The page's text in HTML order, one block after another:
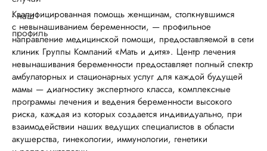
Квалифицированная помощь женщинам, столкнувшимся
с невынашиванием беременности, — профильное
направление медицинской помощи, предоставляемой в сети
клиник Группы Компаний «Мать и дитя». Центр лечения
невынашивания беременности предоставляет полный спектр
амбулаторных и стационарных услуг для каждой будущей
мамы — диагностику экспертного класса, комплексные
программы лечения и ведения беременности высокого
риска, каждая из которых создается индивидуально, при
взаимодействии наших ведущих специалистов в области
акушерства, гинекологии, иммунологии, генетики